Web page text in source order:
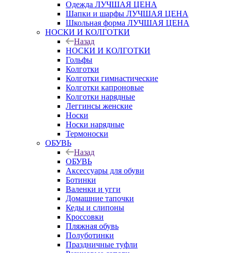
Одежда ЛУЧШАЯ ЦЕНА
Шапки и шарфы ЛУЧШАЯ ЦЕНА
Школьная форма ЛУЧШАЯ ЦЕНА
НОСКИ И КОЛГОТКИ
Назад
НОСКИ И КОЛГОТКИ
Гольфы
Колготки
Колготки гимнастические
Колготки капроновые
Колготки нарядные
Леггинсы женские
Носки
Носки нарядные
Термоноски
ОБУВЬ
Назад
ОБУВЬ
Аксессуары для обуви
Ботинки
Валенки и угги
Домашние тапочки
Кеды и слипоны
Кроссовки
Пляжная обувь
Полуботинки
Праздничные туфли